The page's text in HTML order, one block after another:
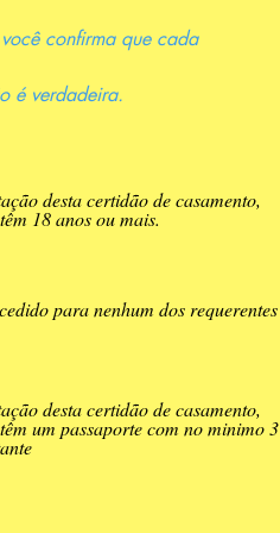
confirma que cada
é verdadeira.
desta certidão de casamento,
18 anos ou mais.
para nenhum dos requerentes
desta certidão de casamento,
um passaporte com no minimo 3